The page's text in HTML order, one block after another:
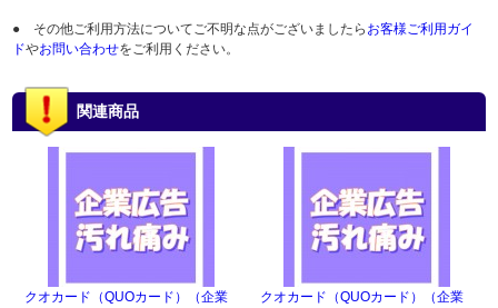
● その他ご利用方法についてご不明な点がございましたら お客様ご利用ガイ
ドやお問い合わせをご利用ください。
関連商品
クオカード（QUOカード）（企業
クオカード（QUOカード）（企業